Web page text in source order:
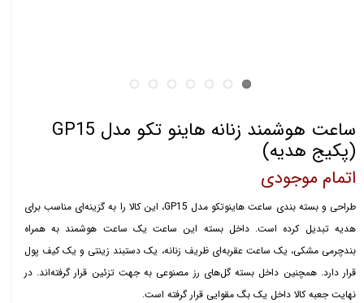
ساعت هوشمند زنانه هاینو تکو مدل GP15
(پکیج هدیه)
اتمام موجودی
طراحی و بسته بندی ساعت هاینوتکو مدل GP15، این کالا را به گزینه‌ای مناسب برای
هدیه تبدیل کرده است. داخل بسته این ساعت یک ساعت هوشمند به همراه
بندچرمی مشکی، یک ساعت عقربه‌ای ظریف زنانه، یک دستبند زینتی و یک کیف پول
قرار دارد. همچنین داخل بسته گل‌های رز مصنوعی به جهت تزئین قرار گرفته‌اند. در
نهایت جعبه کالا داخل یک بگ مقوایی قرار گرفته است.